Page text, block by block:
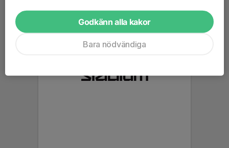
Godkänn alla kakor
Bara nödvändiga